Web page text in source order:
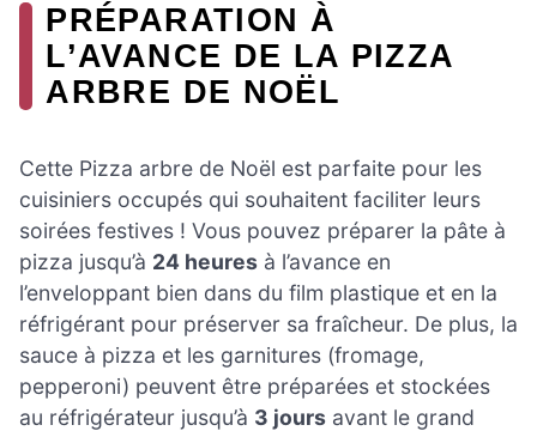
PRÉPARATION À
L’AVANCE DE LA PIZZA
ARBRE DE NOËL
Cette Pizza arbre de Noël est parfaite pour les
cuisiniers occupés qui souhaitent faciliter leurs
soirées festives ! Vous pouvez préparer la pâte à
pizza jusqu’à 24 heures à l’avance en
l’enveloppant bien dans du film plastique et en la
réfrigérant pour préserver sa fraîcheur. De plus, la
sauce à pizza et les garnitures (fromage,
pepperoni) peuvent être préparées et stockées
au réfrigérateur jusqu’à 3 jours avant le grand